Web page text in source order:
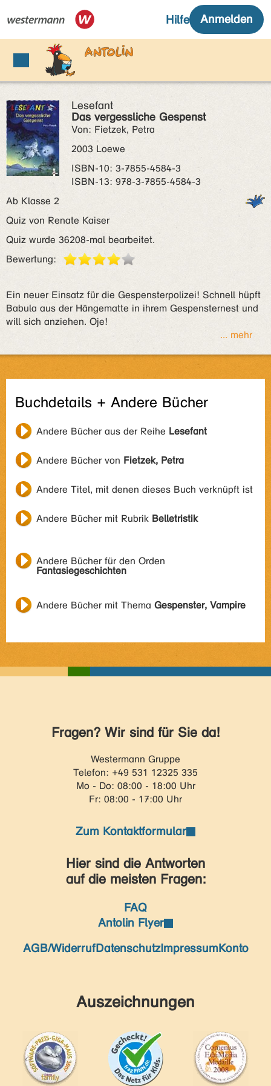
Lesefant
Das vergessliche Gespenst
Von: Fietzek, Petra
2003 Loewe
ISBN‑10: 3-7855-4584-3
ISBN‑13: 978-3-7855-4584-3
Ab Klasse 2
Quiz von Renate Kaiser
Quiz wurde 36208-mal bearbeitet.
Bewertung:
Ein neuer Einsatz für die Gespensterpolizei! Schnell hüpft
Babula aus der Hängematte in ihrem Gespensternest und
will sich anziehen. Oje!
... mehr
Buchdetails + Andere Bücher
Andere Bücher aus der Reihe Lesefant
Andere Bücher von Fietzek, Petra
Andere Titel, mit denen dieses Buch verknüpft ist
Andere Bücher mit Rubrik Belletristik
Andere Bücher für den Orden
Fantasiegeschichten
Andere Bücher mit Thema Gespenster, Vampire